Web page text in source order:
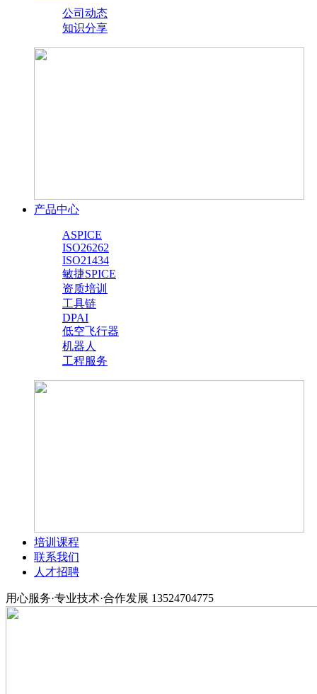
公司动态
知识分享
产品中心
ASPICE
ISO26262
ISO21434
敏捷SPICE
资质培训
工具链
DPAI
低空飞行器
机器人
工程服务
培训课程
联系我们
人才招聘
用心服务·专业技术·合作发展 13524704775